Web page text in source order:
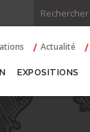
Actualité
EXPOSITIONS